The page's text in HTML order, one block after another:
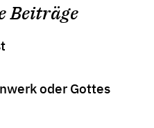
Beiträge
oder Gottes